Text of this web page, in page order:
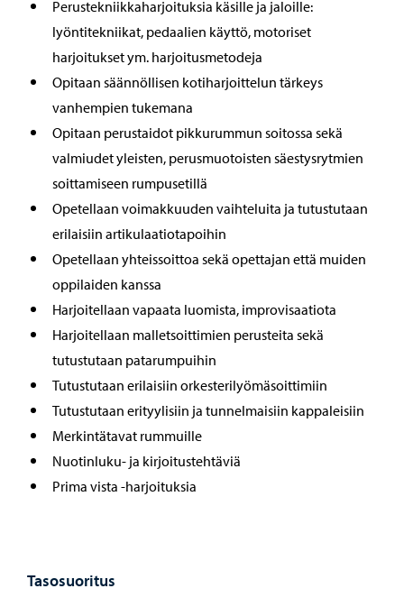
Perustekniikkaharjoituksia käsille ja jaloille:
lyöntitekniikat, pedaalien käyttö, motoriset
harjoitukset ym. harjoitusmetodeja
Opitaan säännöllisen kotiharjoittelun tärkeys
vanhempien tukemana
Opitaan perustaidot pikkurummun soitossa sekä
valmiudet yleisten, perusmuotoisten säestysrytmien
soittamiseen rumpusetillä
Opetellaan voimakkuuden vaihteluita ja tutustutaan
erilaisiin artikulaatiotapoihin
Opetellaan yhteissoittoa sekä opettajan että muiden
oppilaiden kanssa
Harjoitellaan vapaata luomista, improvisaatiota
Harjoitellaan malletsoittimien perusteita sekä
tutustutaan patarumpuihin
Tutustutaan erilaisiin orkesterilyömäsoittimiin
Tutustutaan erityylisiin ja tunnelmaisiin kappaleisiin
Merkintätavat rummuille
Nuotinluku- ja kirjoitustehtäviä
Prima vista -harjoituksia
Tasosuoritus